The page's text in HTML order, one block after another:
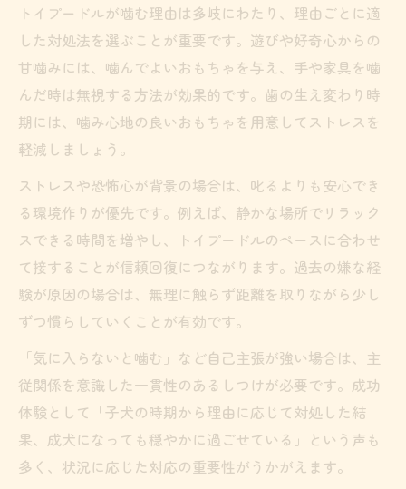
トイプードルが噛む理由は多岐にわたり、理由ごとに適
した対処法を選ぶことが重要です。遊びや好奇心からの
甘噛みには、噛んでよいおもちゃを与え、手や家具を噛
んだ時は無視する方法が効果的です。歯の生え変わり時
期には、噛み心地の良いおもちゃを用意してストレスを
軽減しましょう。
ストレスや恐怖心が背景の場合は、叱るよりも安心でき
る環境作りが優先です。例えば、静かな場所でリラック
スできる時間を増やし、トイプードルのペースに合わせ
て接することが信頼回復につながります。過去の嫌な経
験が原因の場合は、無理に触らず距離を取りながら少し
ずつ慣らしていくことが有効です。
「気に入らないと噛む」など自己主張が強い場合は、主
従関係を意識した一貫性のあるしつけが必要です。成功
体験として「子犬の時期から理由に応じて対処した結
果、成犬になっても穏やかに過ごせている」という声も
多く、状況に応じた対応の重要性がうかがえます。